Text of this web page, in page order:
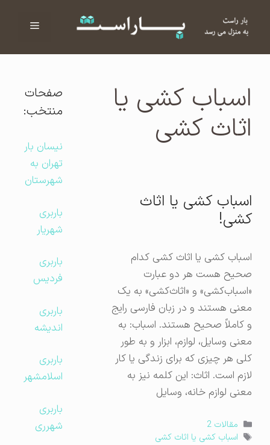
فهرست
اسباب کشی یا
اثاث کشی
اسباب کشی یا اثاث
کشی!
اسباب کشی یا اثاث کشی کدام
صحیح هست هر دو عبارت
«اسباب‌کشی» و «اثاث‌کشی» به یک
معنی هستند و در زبان فارسی رایج
و کاملاً صحیح هستند. اسباب: به
معنی وسایل، لوازم، ابزار و به طور
کلی هر چیزی که برای زندگی یا کار
لازم است. اثاث: این کلمه نیز به
معنی لوازم خانه، وسایل
دسته‌ها
مقالات 2
برچسب‌ها
اسباب کشی یا اثاث کشی
صفحات
منتخب:
نیسان بار
تهران به
شهرستان
باربری
شهریار
باربری
فردیس
باربری
اندیشه
باربری
اسلامشهر
باربری
شهرری